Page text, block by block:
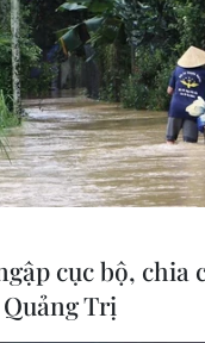
cục bộ, chia
Trị